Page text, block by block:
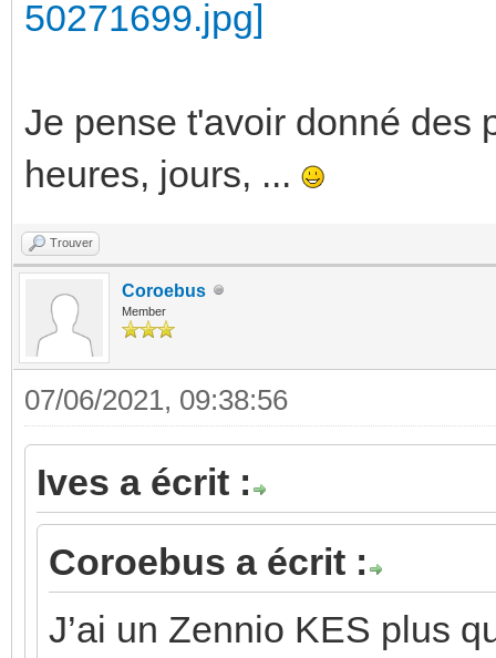
Je pense t'avoir donné des
heures, jours, ...
Trouver
Coroebus
Member
07/06/2021, 09:38:56
Ives a écrit :
Coroebus a écrit :
J’ai un Zennio KES plus